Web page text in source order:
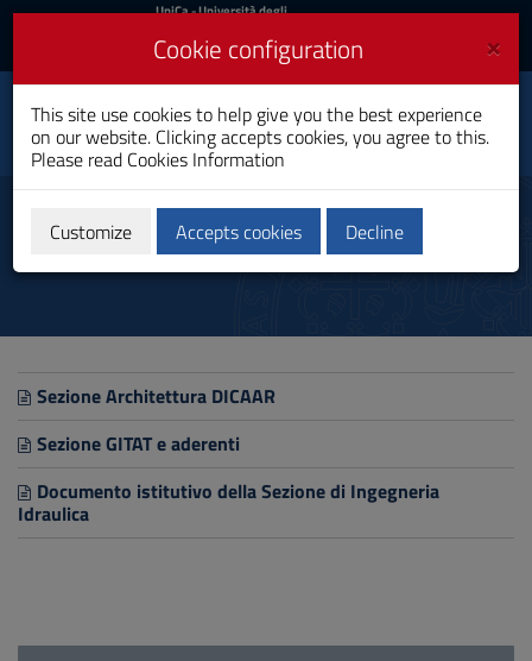
Skip
Content
to
Go
Footer
UniCa
Login
UniCa- Università degli
Login UniCA News
Toggle
navigation
Department of Civil,
Environmental
Engineering and
Architecture
Sections
Sezione Architettura DICAAR
Sezione GITAT e aderenti
Documento istitutivo della Sezione di Ingegneria
Idraulica
×
Cookie configuration
This site use cookies to help give you the best experience
on our website. Clicking accepts cookies, you agree to this.
Please read Cookies Information
Customize Accepts cookies Decline